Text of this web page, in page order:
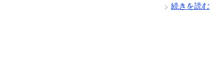
続きを読む